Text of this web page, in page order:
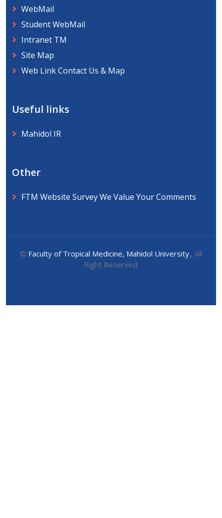
WebMail
Student WebMail
Intranet TM
Site Map
Web Link Contact Us & Map
Useful links
Mahidol IR
Other
FTM Website Survey We Value Your Comments
© Faculty of Tropical Medicine, Mahidol University., All
Right Reserved.